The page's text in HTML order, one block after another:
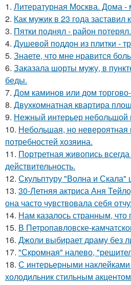
1. Литературная Москва. Дома -
2. Как мужик в 23 года
3. Пятки поднял - район потерял.
4. Душевой поддон из плитки -
5. Знаете, что мне нравится
6. Заказала шорты мужу, в
беды.
7. Дом каминов или дом
8. Двухкомнатная квартира
9. Нежный интерьер небольшой
10. Небольшая, но невероятная
потребностей хозяина.
11. Портретная живопись
действительность.
12. Скульптуру "Волна и Скала"
13. 30-Летняя актриса Аня
она часто чувствовала себя
14. Нам казалось странным,
15. В Петропавловске-
16. Джоли выбирает драму без
17. "Скромная" налево,
18. С интерьерными
холодильник стильным